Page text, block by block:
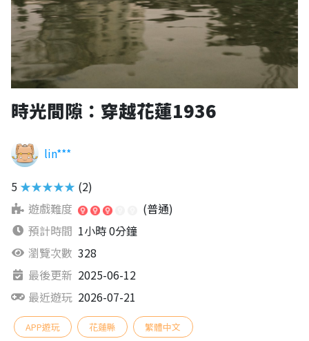
時光間隙：穿越花蓮1936
lin***
5 ★★★★★ (2)
遊戲難度
(普通)
預計時間 1小時 0分鐘
瀏覽次數 328
最後更新 2025-06-12
最近遊玩 2026-07-21
APP遊玩 花蓮縣 繁體中文